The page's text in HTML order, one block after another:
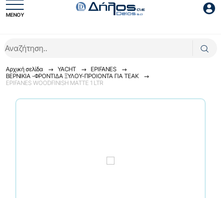
ΜΕΝΟΥ
Αρχική σελίδα YACHT
EPIFANES
ΒΕΡΝΙΚΙΑ -ΦΡΟΝΤΙΔΑ ΞΥΛΟΥ-ΠΡΟΙΟΝΤΑ ΓΙΑ TEAK
EPIFANES WOODFINISH MATTE 1 LTR